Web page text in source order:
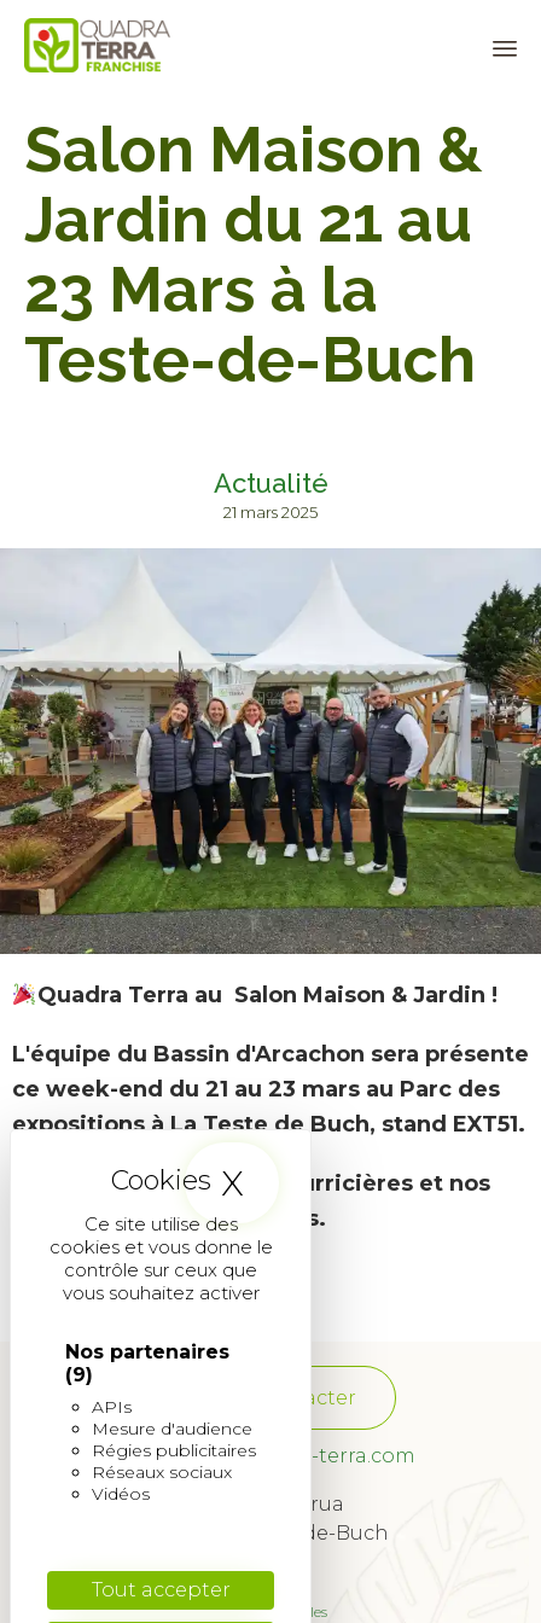
Panneau de gestion des cookies
Ce site utilise des
cookies et vous donne le
contrôle sur ceux que
vous souhaitez activer
Nos partenaires
(9)
APIs
Mesure d'audience
Régies publicitaires
Réseaux sociaux
Vidéos
Tout accepter
X Masquer le
Salon Maison &
Jardin du 21 au
23 Mars à la
Teste-de-Buch
Actualité
21 mars 2025
Quadra Terra au Salon Maison & Jardin !
L'équipe du Bassin d'Arcachon sera présente
ce week-end du 21 au 23 mars au Parc des
expositions à La Teste de Buch, stand EXT51.
Découvrez nos offres nourricières et nos
aménagements paysagers.
Nous contacter
franchise@quadra-terra.com
34 Rue Lagrua
33260 La Teste-de-Buch
Mentions légales